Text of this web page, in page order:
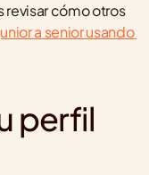
cómo otros
a senior usando
perfil